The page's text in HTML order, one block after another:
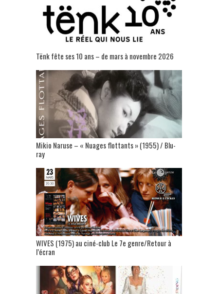
Tënk fête ses 10 ans – de mars à novembre 2026
Mikio Naruse – « Nuages flottants » (1955) / Blu-
ray
WIVES (1975) au ciné-club Le 7e genre/Retour à
l’écran